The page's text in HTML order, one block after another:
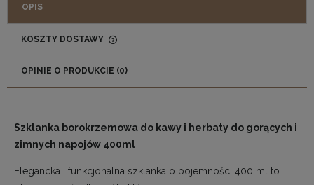
OPIS
KOSZTY DOSTAWY
CENA NIE ZAWIERA EWENTUALNYCH KOSZTÓW
OPINIE O PRODUKCIE (0)
Szklanka borokrzemowa do kawy i herbaty do gorących i
zimnych napojów 400ml
Elegancka i funkcjonalna szklanka o pojemności 400 ml to